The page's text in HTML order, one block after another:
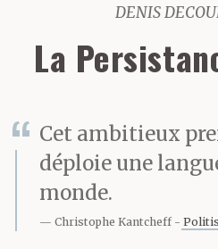
DENIS
La
Cet ambitieux
déploie une
monde.
Christophe Kantcheff